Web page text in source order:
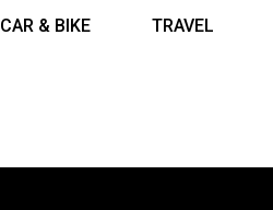
CAR & BIKE TRAVEL